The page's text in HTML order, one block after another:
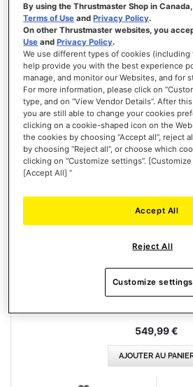
549,99 €
AJOUTER AU
By using the Thrustmaster Shop in
Terms of Use andPrivacy Policy.
On other Thrustmaster websites, you
Use andPrivacy Policy.
We use different types of cookies
help provide you with the best experience
manage, and monitor our Websites, and for
For more information, please click on
type, and on “View Vendor Details”. After
you are still able to change your cookies
clicking on a cookie-shaped icon on the
the cookies by choosing “Accept all”, reject
by choosing “Reject all”, or choose which
clicking on “Customize settings”.
[Accept All] ”
Reject All
Accept All
Customize settings